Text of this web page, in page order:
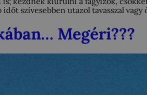
szívesebben utazol tavasszal
Megéri???